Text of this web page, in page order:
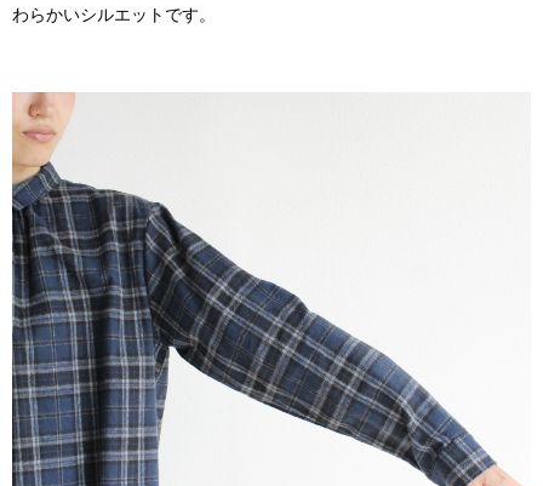
わらかいシルエットです。